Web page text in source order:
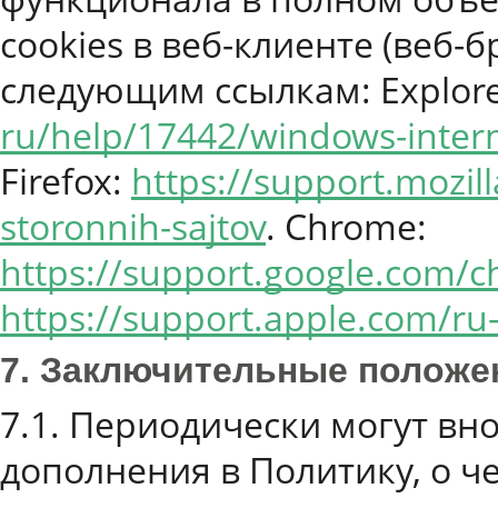
cookies в веб-клиенте (веб-
следующим ссылкам:
ru/help/17442/windows-
Firefox: https://
storonnih-sajtov. Chrome:
https://support.google.com/
https://support.apple.com/
7. Заключительные
7.1. Периодически могут
дополнения в Политику, о